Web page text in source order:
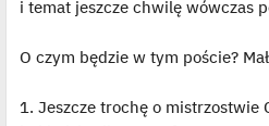
z
o
s
i temat jeszcze chwilę wówczas
O czym będzie w tym poście?
1. Jeszcze trochę o mistrzostwie